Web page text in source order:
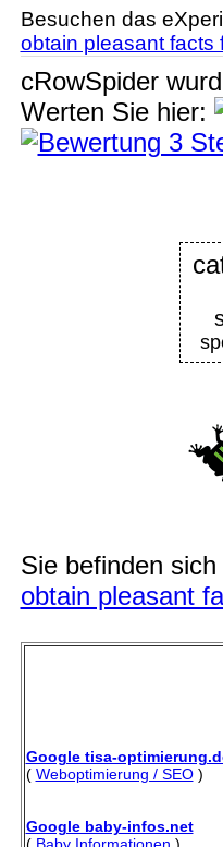
Besuchen das
obtain pleasant facts
cRowSpider
Werten Sie hier:
Sie befinden
obtain pleasant
Google tisa-
( Weboptimierung / SEO)
Google baby-infos.net